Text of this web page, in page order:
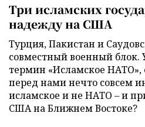
Три исламских
надежду на США
Турция, Пакистан и
совместный военный блок.
термин «Исламское НАТО»,
перед нами нечто совсем
исламское и не НАТО – и
США на Ближнем Востоке?